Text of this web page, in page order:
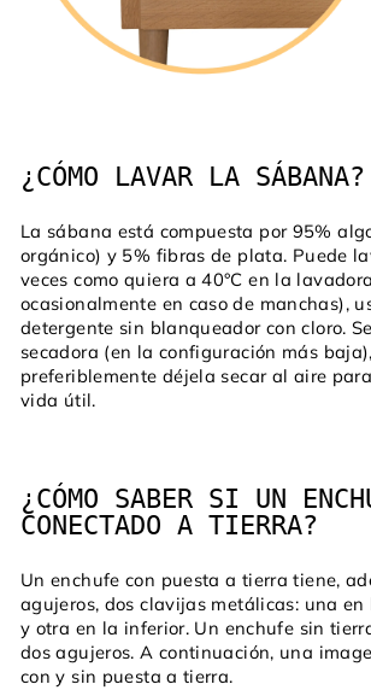
¿CÓMO LAVAR LA SÁBANA?
La sábana está compuesta por 95%
orgánico) y 5% fibras de plata. Puede
veces como quiera a 40°C en la
ocasionalmente en caso de manchas),
detergente sin blanqueador con cloro.
secadora (en la configuración más
preferiblemente déjela secar al aire
vida útil.
¿CÓMO SABER SI UN
CONECTADO A TIERRA?
Un enchufe con puesta a tierra tiene,
agujeros, dos clavijas metálicas: una
y otra en la inferior. Un enchufe sin
dos agujeros. A continuación, una
con y sin puesta a tierra.